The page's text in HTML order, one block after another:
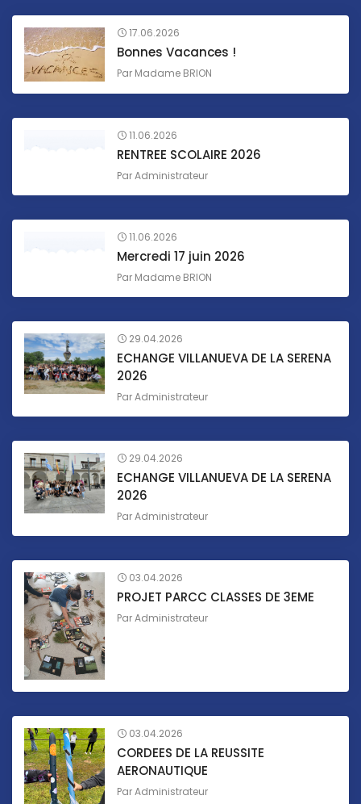
17.06.2026
Bonnes Vacances !
Par Madame BRION
11.06.2026
RENTREE SCOLAIRE 2026
ParAdministrateur
11.06.2026
Mercredi 17 juin 2026
Par Madame BRION
29.04.2026
ECHANGE VILLANUEVA DE LA SERENA
2026
ParAdministrateur
29.04.2026
ECHANGE VILLANUEVA DE LA SERENA
2026
ParAdministrateur
03.04.2026
PROJET PARCC CLASSES DE 3EME
ParAdministrateur
03.04.2026
CORDEES DE LA REUSSITE
AERONAUTIQUE
ParAdministrateur